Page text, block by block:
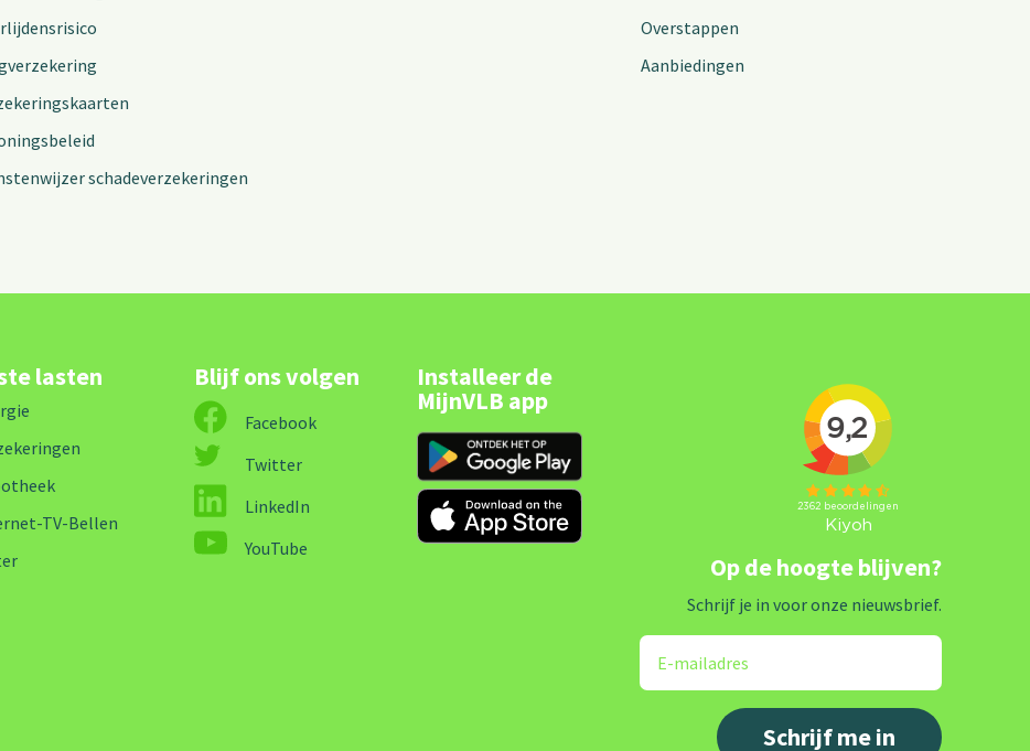
schadeverzekeringen
Overstappen
Aanbiedingen
lasten
TV-Bellen
Blijf ons volgen
Facebook
Twitter
LinkedIn
YouTube
Installeer de
MijnVLB app
Op de hoogte blijven?
Schrijf je in voor onze nieuwsbrief.